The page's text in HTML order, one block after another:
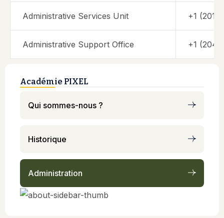
Académie PIXEL
Qui sommes-nous ?
Historique
Administration
Administrative Services Unit +1 (201)
Administrative Support Office +1 (204)